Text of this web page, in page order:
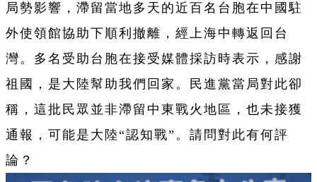
局勢影響，滯留當地多天的近百名台胞在中國駐
外使領館協助下順利撤離，經上海中轉返回台
灣。多名受助台胞在接受媒體採訪時表示，感謝
祖國，是大陸幫助我們回家。民進黨當局對此卻
稱，這批民眾並非滯留中東戰火地區，也未接獲
通報，可能是大陸“認知戰”。請問對此有何評
論？